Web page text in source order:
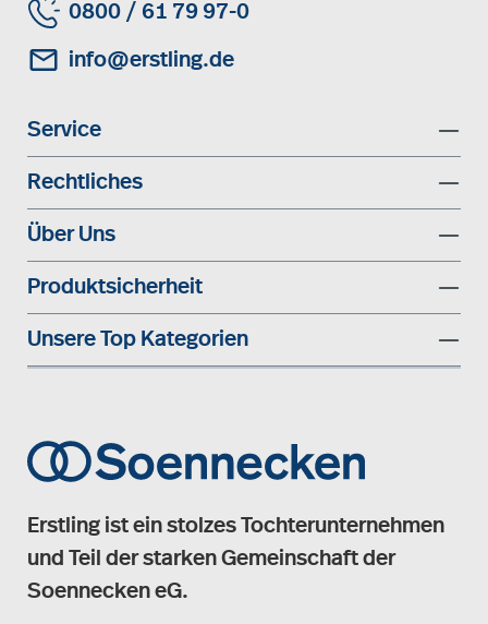
0800 / 61 79 97-0
info@erstling.de
Service
Rechtliches
Über Uns
Produktsicherheit
Unsere Top Kategorien
Erstling ist ein stolzes Tochterunternehmen
und Teil der starken Gemeinschaft der
Soennecken eG.